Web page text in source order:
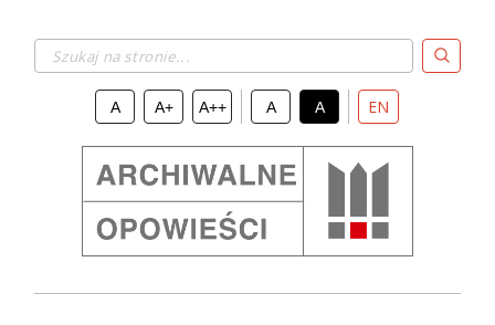
A A+ A++ A A EN